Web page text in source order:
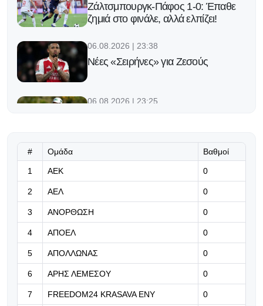
Ζάλτσμπουργκ-Πάφος 1-0: Έπαθε
ζημιά στο φινάλε, αλλά ελπίζει!
06.08.2026 | 23:38
Νέες «Σειρήνες» για Ζεσούς
06.08.2026 | 23:25
«Μπορούμε να βασιστούμε σε
όλους τους παίκτες μας»
06.08.2026 | 23:06
Έχασε από την Άντερλεχτ ο ΠΑΟΚ,
όλα για όλα στο Βέλγιο!
06.08.2026 | 22:59
«Η διαδρομή της γαλαζοκίτρινης
ασπίδας στον χρόνο» (vid)
# Ομάδα Βαθμοί
1 ΑΕΚ 0
2 ΑΕΛ 0
3 ΑΝΟΡΘΩΣΗ 0
4 ΑΠΟΕΛ 0
5 ΑΠΟΛΛΩΝΑΣ 0
6 ΑΡΗΣ ΛΕΜΕΣΟΥ 0
7 FREEDOM24 KRASAVA ΕΝΥ 0